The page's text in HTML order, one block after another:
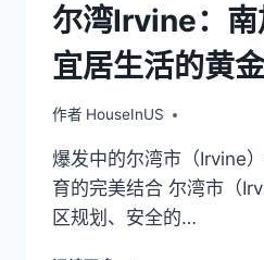
尔湾Irvine：南
宜居生活的黄
作者 HouseInUS
爆发中的尔湾市（Irvine
育的完美结合 尔湾市（
区规划、安全的…